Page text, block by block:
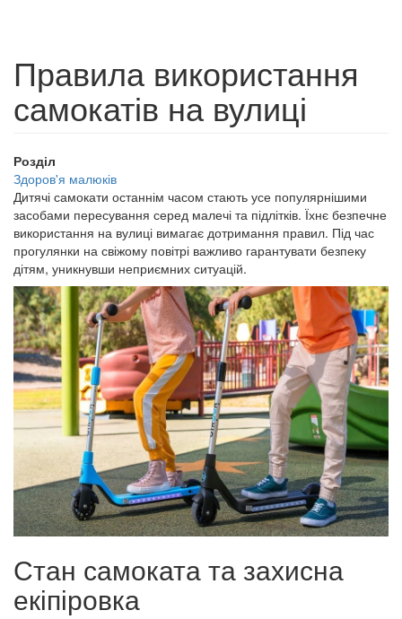
Правила використання
самокатів на вулиці
Розділ
Здоров'я малюків
Дитячі самокати останнім часом стають усе популярнішими
засобами пересування серед малечі та підлітків. Їхнє безпечне
використання на вулиці вимагає дотримання правил. Під час
прогулянки на свіжому повітрі важливо гарантувати безпеку
дітям, уникнувши неприємних ситуацій.
Стан самоката та захисна
екіпіровка